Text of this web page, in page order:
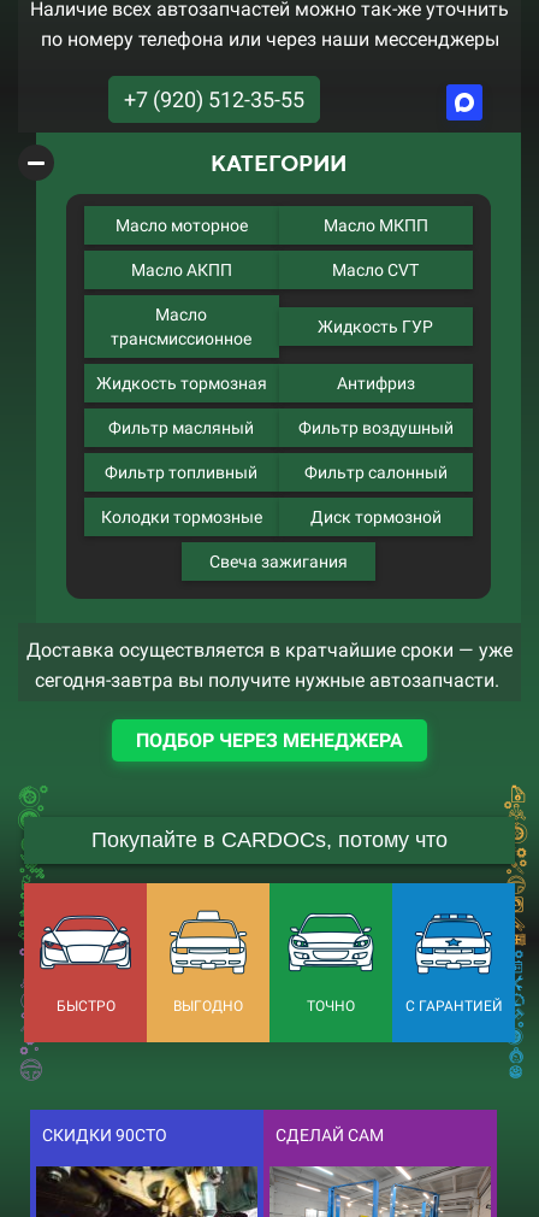
Наличие всех автозапчастей можно так-же уточнить
по номеру телефона или через наши мессенджеры
+7 (920) 512-35-55
КАТЕГОРИИ
Масло моторное Масло МКПП
Масло АКПП Масло CVT
Масло
трансмиссионное
Жидкость ГУР
Жидкость тормозная Антифриз
Фильтр масляный Фильтр воздушный
Фильтр топливный Фильтр салонный
Колодки тормозные Диск тормозной
Свеча зажигания
Доставка осуществляется в кратчайшие сроки — уже
сегодня-завтра вы получите нужные автозапчасти.
ПОДБОР ЧЕРЕЗ МЕНЕДЖЕРА
Покупайте в CARDOCs, потому что
БЫСТРО ВЫГОДНО ТОЧНО С ГАРАНТИЕЙ
СКИДКИ 90СТО СДЕЛАЙ САМ